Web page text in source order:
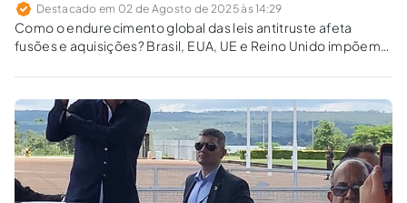
Destacado em 02 de Agosto de 2025 às 14:29
Como o endurecimento global das leis antitruste afeta
fusões e aquisições? Brasil, EUA, UE e Reino Unido impõem